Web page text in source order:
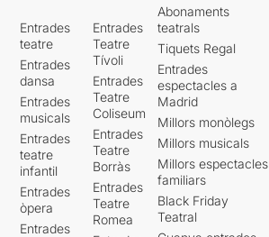
Entrades
teatre
Entrades
dansa
Entrades
musicals
Entrades
teatre
infantil
Entrades
òpera
Entrades
Entrades
Teatre
Tívoli
Entrades
Teatre
Coliseum
Entrades
Teatre
Borràs
Entrades
Teatre
Romea
Abonaments
teatrals
Tiquets Regal
Entrades
espectacles a
Madrid
Millors monòlegs
Millors musicals
Millors espectacles
familiars
Black Friday
Teatral